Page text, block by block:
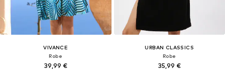
VIVANCE
Robe
39,99 €
URBAN CLASSICS
Robe
35,99 €